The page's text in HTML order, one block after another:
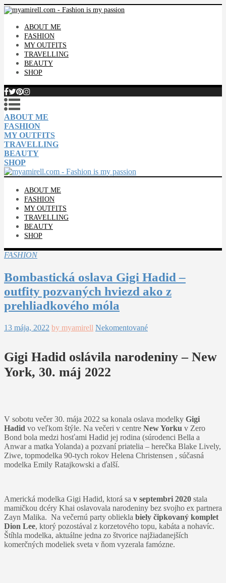
ABOUT ME
FASHION
MY OUTFITS
TRAVELLING
BEAUTY
SHOP
ABOUT ME
FASHION
MY OUTFITS
TRAVELLING
BEAUTY
SHOP
ABOUT ME
FASHION
MY OUTFITS
TRAVELLING
BEAUTY
SHOP
FASHION
Bombastická oslava Gigi Hadid –
outfity pozvaných hviezd ako z
prehliadkového móla
13 mája, 2022 by myamirell Nekomentované
Gigi Hadid oslávila narodeniny – New
York, 30. máj 2022
V sobotu večer 30. mája 2022 sa konala oslava modelky Gigi
Hadid vo veľkom štýle. Na večeri v centre New Yorku v Zero
Bond bola medzi hosťami Hadid jej rodina (súrodenci Bella a
Anwar a matka Yolanda) a pozvaní priatelia – herečka Blake Lively,
Ziwe, topmodelka 90-tych rokov Helena Christensen , súčasná
modelka Emily Ratajkowski a ďalší.
Americká modelka Gigi Hadid, ktorá sa v septembri 2020 stala
mamičkou dcéry Khai oslavovala narodeniny bez svojho ex partnera
Zayn Malika. Na večernú party obliekla biely čipkovaný komplet
Dion Lee, ktorý pozostával z korzetového topu, kabáta a nohavíc.
Štíhla modelka, aktuálne jedna zo štvorice najžiadanejších
komerčných modeliek sveta v ňom vyzerala famózne.